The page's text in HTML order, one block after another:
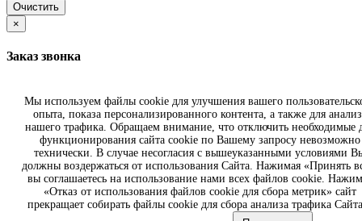
Мы используем файлы cookie для улучшения вашего
опыта, показа персонализированного контента, а также для
нашего трафика. Обращаем внимание, что отключить необходимые
функционирования сайта cookie по Вашему запросу невозможно
технически. В случае несогласия с вышеуказанными условиями
должны воздержаться от использования Сайта. Нажимая «Принять
вы соглашаетесь на использование нами всех файлов cookie.
«Отказ от использования файлов cookie для сбора метрик» сайт
прекращает собирать файлы cookie для сбора анализа трафика
Очистить
×
Заказ звонка
Телефон
Заполняя свои контактные данные, Вы даетеСогласие на
обработку персональных данныхи соглашаетесь с Политикой
конфиденциальности